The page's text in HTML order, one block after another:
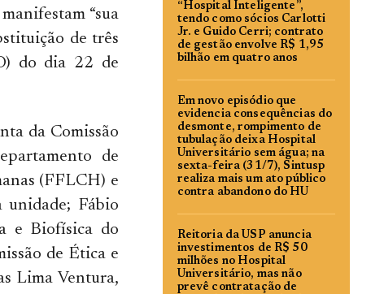
“sua
de três
do dia 22 de
da Comissão
de
(FFLCH) e
unidade; Fábio
e Biofísica do
de Ética e
Lima Ventura,
“Hospital Inteligente”,
tendo como sócios Carlotti
Jr. e Guido Cerri; contrato
de gestão envolve R$ 1,95
bilhão em quatro anos
Em novo episódio que
evidencia consequências do
desmonte, rompimento de
tubulação deixa Hospital
Universitário sem água; na
sexta-feira (31/7), Sintusp
realiza mais um ato público
contra abandono do HU
Reitoria da USP anuncia
investimentos de R$ 50
milhões no Hospital
Universitário, mas não
prevê contratação de